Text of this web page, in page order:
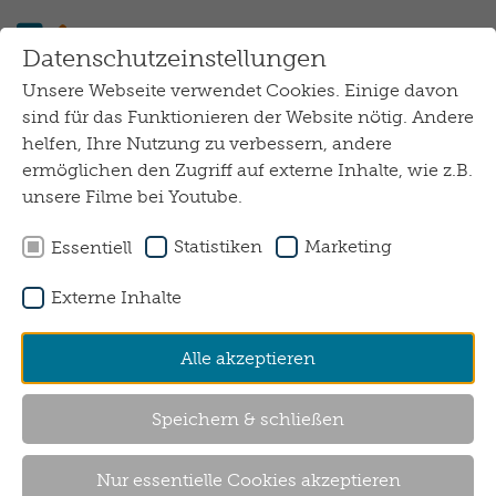
Datenschutzeinstellungen
Unsere Webseite verwendet Cookies. Einige davon
sind für das Funktionieren der Website nötig. Andere
helfen, Ihre Nutzung zu verbessern, andere
ermöglichen den Zugriff auf externe Inhalte, wie z.B.
unsere Filme bei Youtube.
Essentiell Statistiken Marketing
Externe Inhalte
Alle akzeptieren
Speichern & schließen
Nur essentielle Cookies akzeptieren
FAQ